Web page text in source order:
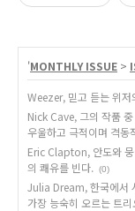
'MONTHLY ISSUE >
Weezer, 믿고 듣는 위
Nick Cave, 그의 작품
우울하고 극적이며 격동
Eric Clapton, 안도와 뭉
의 쾌유를 빈다.
(0)
Julia Dream, 한국에서
가장 능숙히 오르는 트리